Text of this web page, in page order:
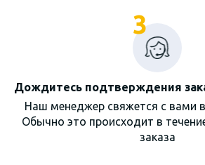
3
Дождитесь подтверждения
Наш менеджер свяжется с вами
Обычно это происходит в
заказа